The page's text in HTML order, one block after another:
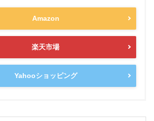
Amazon
楽天市場
Yahooショッピング